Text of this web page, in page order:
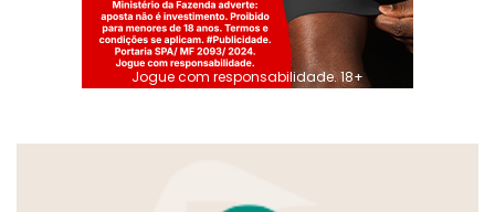
Jogue com responsabilidade. 18+